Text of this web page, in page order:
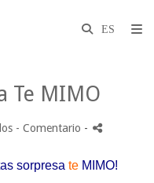
Te MIMO
- Comentario -
sorpresa te MIMO!